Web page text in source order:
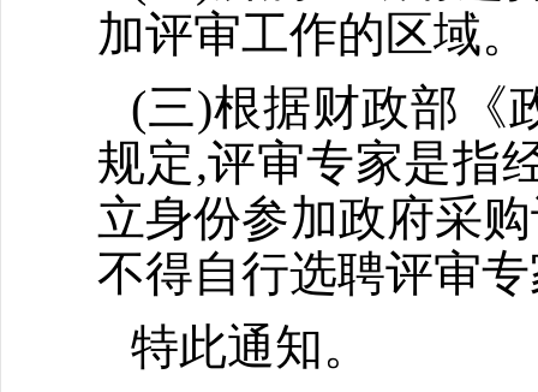
加评审工作的区域。
(三)根据财政部《
规定,评审专家是指
立身份参加政府采
不得自行选聘评审
特此通知。